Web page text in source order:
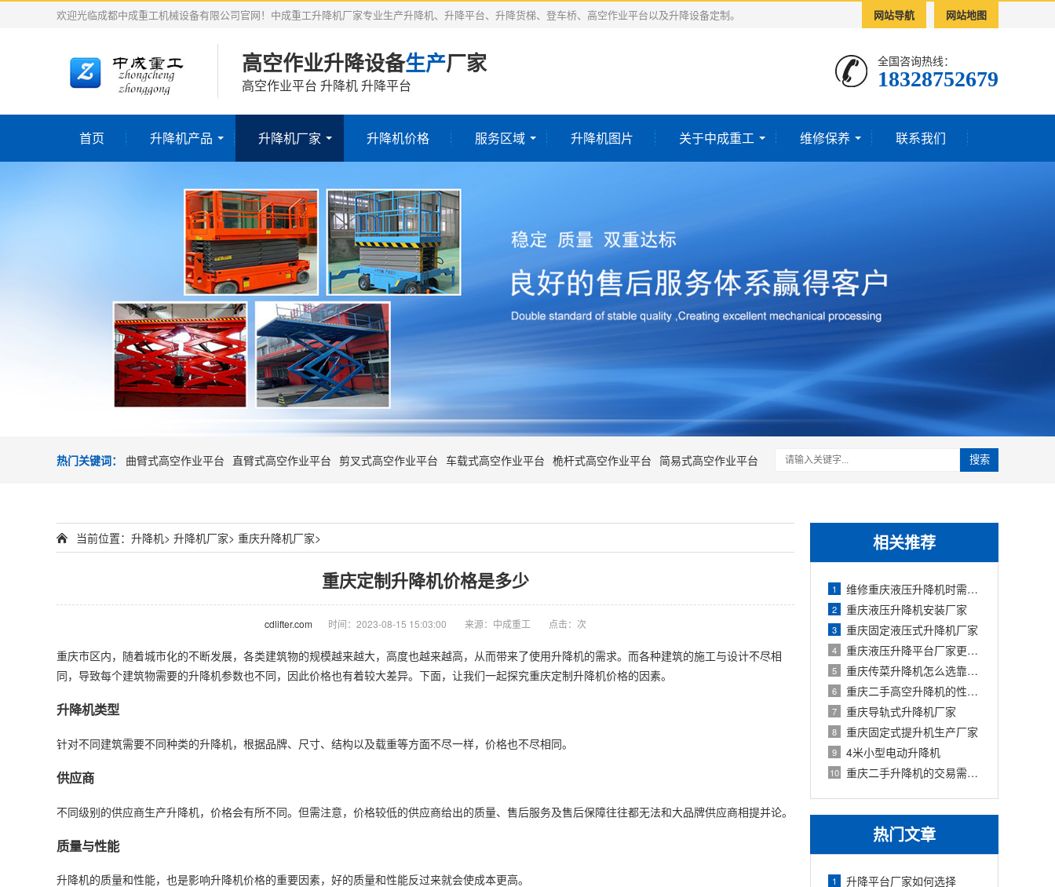
网站导航 网站地图
欢迎光临成都中成重工机械设备有限公司官网！中成重工升降机厂家专业生产升降机、升降平台、升降货梯、登车桥、高空作业平台以及升降设备定制。
高空作业升降设备生产厂家
高空作业平台 升降机 升降平台
全国咨询热线：
18328752679‬
首页 升降机产品 升降机厂家 升降机价格 服务区域 升降机图片 关于中成重工 维修保养 联系我们
热门关键词： 曲臂式高空作业平台 直臂式高空作业平台 剪叉式高空作业平台 车载式高空作业平台 桅杆式高空作业平台 简易式高空作业平台 搜索
相关推荐
1 维修重庆液压升降机时需要注意什么问题
2 重庆液压升降机安装厂家
3 重庆固定液压式升降机厂家
4 重庆液压升降平台厂家更换油管的方法
5 重庆传菜升降机怎么选靠谱的厂家
6 重庆二手高空升降机的性能和优缺点
7 重庆导轨式升降机厂家
8 重庆固定式提升机生产厂家
9 4米小型电动升降机
10 重庆二手升降机的交易需要注意几点
热门文章
1 升降平台厂家如何选择
当前位置： 升降机> 升降机厂家> 重庆升降机厂家>
重庆定制升降机价格是多少
cdlifter.com 时间：2023-08-15 15:03:00 来源：中成重工 点击： 次
重庆市区内，随着城市化的不断发展，各类建筑物的规模越来越大，高度也越来越高，从而带来了使用升降机的需求。而各种建筑的施工与设计不尽相
同，导致每个建筑物需要的升降机参数也不同，因此价格也有着较大差异。下面，让我们一起探究重庆定制升降机价格的因素。
升降机类型
针对不同建筑需要不同种类的升降机，根据品牌、尺寸、结构以及载重等方面不尽一样，价格也不尽相同。
供应商
不同级别的供应商生产升降机，价格会有所不同。但需注意，价格较低的供应商给出的质量、售后服务及售后保障往往都无法和大品牌供应商相提并论。
质量与性能
升降机的质量和性能，也是影响升降机价格的重要因素，好的质量和性能反过来就会使成本更高。